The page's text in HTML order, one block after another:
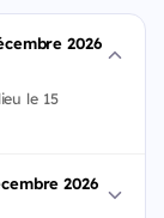
2026
le 15
2026